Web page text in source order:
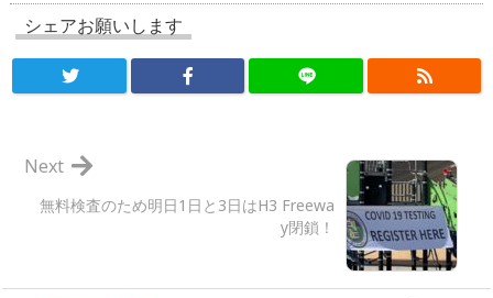
シェアお願いします
無料検査のため明日1日と3日はH3 Freewa
y閉鎖！
Next